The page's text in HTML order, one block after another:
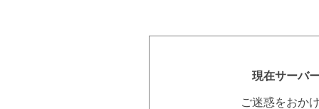
現在サーバ
ご迷惑をおか